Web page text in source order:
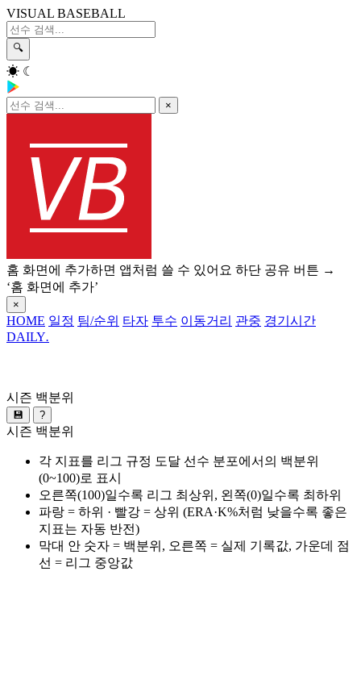
VISUAL BASEBALL
🔍
☀ ☾
×
홈 화면에 추가하면 앱처럼 쓸 수 있어요 하단 공유 버튼 →
‘홈 화면에 추가’
×
HOME 일정 팀/순위 타자 투수 이동거리 관중 경기시간
DAILY.
시즌 백분위
💾 ?
시즌 백분위
각 지표를 리그 규정 도달 선수 분포에서의 백분위
(0~100)로 표시
오른쪽(100)일수록 리그 최상위, 왼쪽(0)일수록 최하위
파랑 = 하위 · 빨강 = 상위 (ERA·K%처럼 낮을수록 좋은
지표는 자동 반전)
막대 안 숫자 = 백분위, 오른쪽 = 실제 기록값, 가운데 점
선 = 리그 중앙값